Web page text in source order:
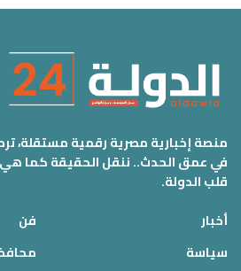
منصة إخبارية مصرية رقمية مستقلة،
في عمق الحدث.. ننقل الحقيقة كما
قلب الدولة.
أخبار
سياسة
فن